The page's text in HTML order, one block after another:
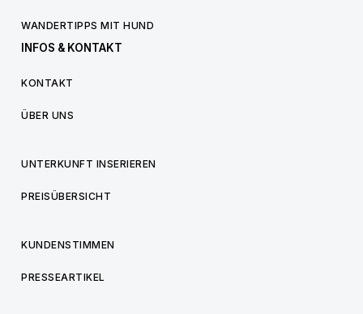
WANDERTIPPS MIT HUND
INFOS & KONTAKT
KONTAKT
ÜBER UNS
UNTERKUNFT INSERIEREN
PREISÜBERSICHT
KUNDENSTIMMEN
PRESSEARTIKEL